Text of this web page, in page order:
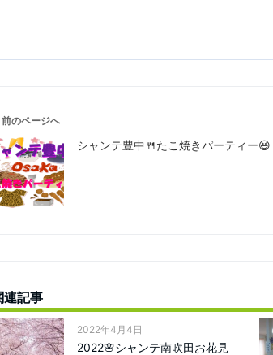
前のページへ
シャンテ豊中🍴たこ焼きパーティー😆
連記事
2022年4月4日
2022🌸シャンテ南吹田お花見